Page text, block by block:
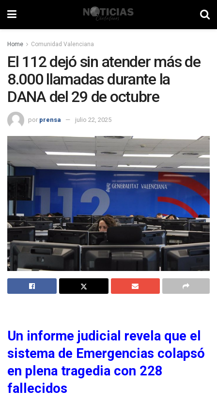
Home Comunidad Valenciana
El 112 dejó sin atender más de
8.000 llamadas durante la
DANA del 29 de octubre
por prensa julio 22, 2025
Un informe judicial revela que el
sistema de Emergencias colapsó
en plena tragedia con 228
fallecidos